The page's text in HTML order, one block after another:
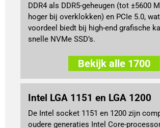
DDR4 als DDR5-geheugen (tot ±5600
hoger bij overklokken) en PCIe 5.0,
voordeel biedt bij high-end grafische
snelle NVMe SSD’s.
Bekijk alle 1700
Intel LGA 1151 en LGA 1200
De Intel socket 1151 en 1200 zijn
oudere generaties Intel Core-